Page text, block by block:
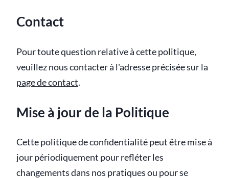
Contact
Pour toute question relative à cette politique,
veuillez nous contacter à l'adresse précisée sur la
page de contact.
Mise à jour de la Politique
Cette politique de confidentialité peut être mise à
jour périodiquement pour refléter les
changements dans nos pratiques ou pour se